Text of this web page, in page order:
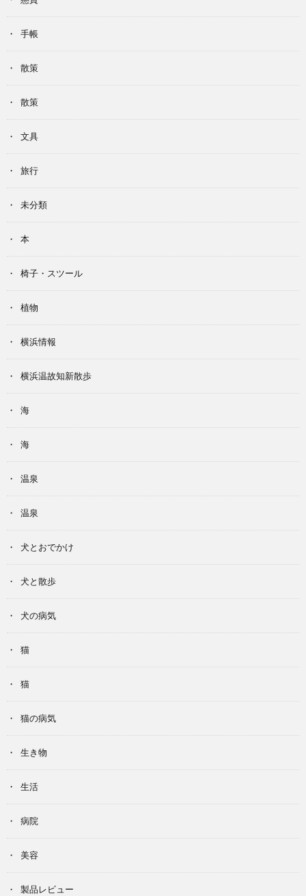
手帳
散策
散策
文具
旅行
未分類
本
椅子・スツール
植物
横浜情報
横浜温故知新散歩
海
海
温泉
温泉
犬とおでかけ
犬と散歩
犬の病気
猫
猫
猫の病気
生き物
生活
病院
美容
製品レビュー